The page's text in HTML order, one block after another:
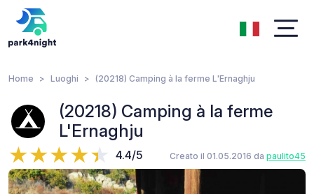
Home Luoghi (20218) Camping à la ferme L'Ernaghju
(20218) Camping à la ferme
L'Ernaghju
4.4/5 Creato il 01.05.2016 da paulito45